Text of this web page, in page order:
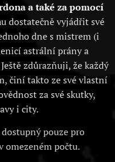
a také za pomocí
dostatečně vyjádřit své
dne s mistrem (i
astrální prány a
zdůrazňuji, že každý
činí takto ze své vlastní
za své skutky,
i city.
pouze pro
omezeném počtu.